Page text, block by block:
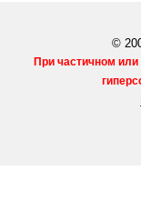
©
При частичном